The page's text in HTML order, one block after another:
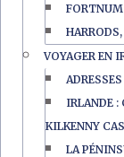
VOYAGER EN
IRLANDE :
KILKENNY
LA